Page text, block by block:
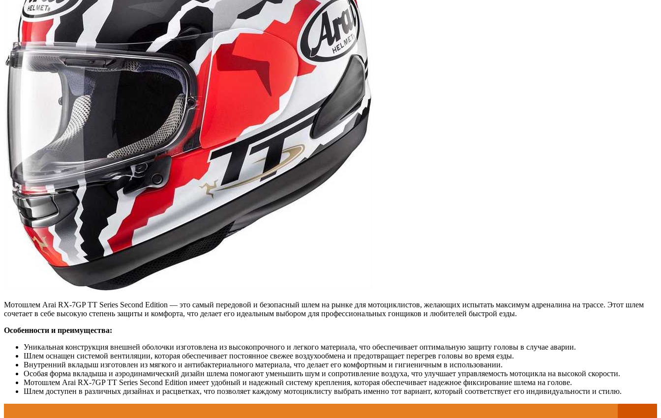
Мотошлем Arai RX-7GP TT Series Second Edition — это самый передовой и безопасный шлем на рынке для мотоциклистов, желающих испытать максимум адреналина на трассе. Этот шлем
сочетает в себе высокую степень защиты и комфорта, что делает его идеальным выбором для профессиональных гонщиков и любителей быстрой езды.
Особенности и преимущества:
Уникальная конструкция внешней оболочки изготовлена из высокопрочного и легкого материала, что обеспечивает оптимальную защиту головы в случае аварии.
Шлем оснащен системой вентиляции, которая обеспечивает постоянное свежее воздухообмена и предотвращает перегрев головы во время езды.
Внутренний вкладыш изготовлен из мягкого и антибактериального материала, что делает его комфортным и гигиеничным в использовании.
Особая форма вкладыша и аэродинамический дизайн шлема помогают уменьшить шум и сопротивление воздуха, что улучшает управляемость мотоцикла на высокой скорости.
Мотошлем Arai RX-7GP TT Series Second Edition имеет удобный и надежный систему крепления, которая обеспечивает надежное фиксирование шлема на голове.
Шлем доступен в различных дизайнах и расцветках, что позволяет каждому мотоциклисту выбрать именно тот вариант, который соответствует его индивидуальности и стилю.